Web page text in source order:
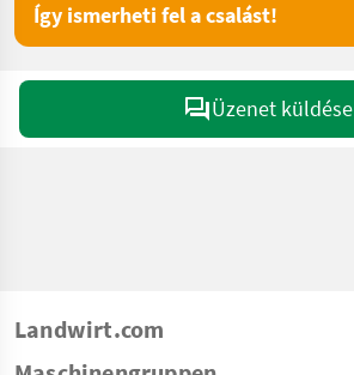
Így ismerheti fel a csalást!
Üzenet küldése
Landwirt.com